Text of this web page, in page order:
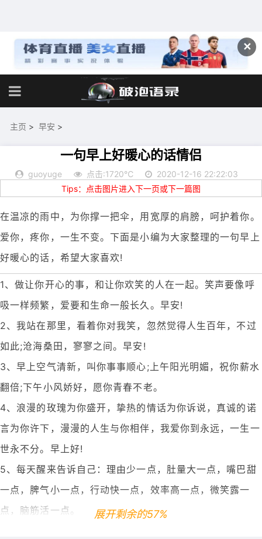
✕
主页 > 早安 >
一句早上好暖心的话情侣
guoyuge 点击:1720℃
2020-12-16 22:22:03
Tips：点击图片进入下一页或下一篇图
在温凉的雨中，为你撑一把伞，用宽厚的肩膀，呵护着你。
爱你，疼你，一生不变。下面是小编为大家整理的一句早上
好暖心的话，希望大家喜欢!
1、做让你开心的事，和让你欢笑的人在一起。笑声要像呼
吸一样频繁，爱要和生命一般长久。早安!
2、我站在那里，看着你对我笑，忽然觉得人生百年，不过
如此;沧海桑田，寥寥之间。早安!
3、早上空气清新，叫你事事顺心;上午阳光明媚，祝你薪水
翻倍;下午小风娇好，愿你青春不老。
4、浪漫的玫瑰为你盛开，挚热的情话为你诉说，真诚的诺
言为你许下，漫漫的人生与你相伴，我爱你到永远，一生一
世永不分。早上好!
5、每天醒来告诉自己：理由少一点，肚量大一点，嘴巴甜
一点，脾气小一点，行动快一点，效率高一点，微笑露一
点，脑筋活一点。
展开剩余的57%